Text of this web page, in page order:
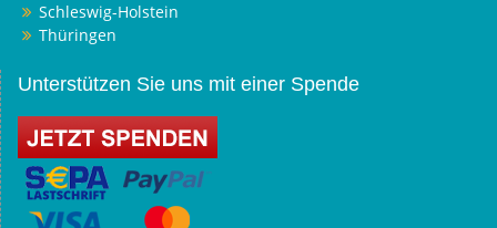
Schleswig-Holstein
Thüringen
Unterstützen Sie uns mit einer Spende